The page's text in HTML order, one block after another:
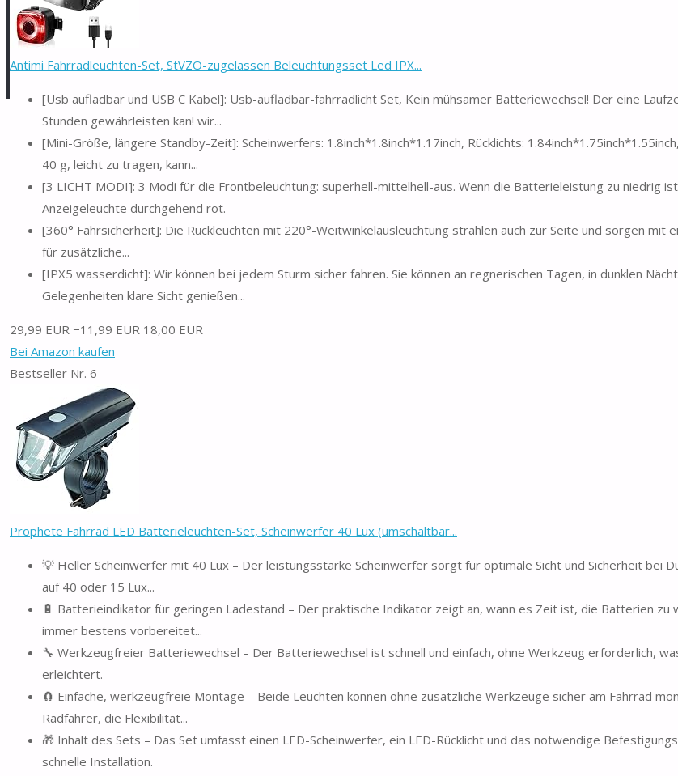
Antimi Fahrradleuchten-Set, StVZO-zugelassen Beleuchtungsset Led IPX...
[Usb aufladbar und USB C Kabel]: Usb-aufladbar-fahrradlicht Set, Kein mühsamer Batteriewechsel! Der eine
Stunden gewährleisten kan! wir...
[Mini-Größe, längere Standby-Zeit]: Scheinwerfers: 1.8inch*1.8inch*1.17inch, Rücklichts:
40 g, leicht zu tragen, kann...
[3 LICHT MODI]: 3 Modi für die Frontbeleuchtung: superhell-mittelhell-aus. Wenn die Batterieleistung zu niedrig
Anzeigeleuchte durchgehend rot.
[360° Fahrsicherheit]: Die Rückleuchten mit 220°-Weitwinkelausleuchtung strahlen auch zur Seite und sorgen mit
für zusätzliche...
[IPX5 wasserdicht]: Wir können bei jedem Sturm sicher fahren. Sie können an regnerischen Tagen, in dunklen
Gelegenheiten klare Sicht genießen...
29,99 EUR −11,99 EUR 18,00 EUR
Bei Amazon kaufen
Bestseller Nr. 6
Prophete Fahrrad LED Batterieleuchten-Set, Scheinwerfer 40 Lux (umschaltbar...
💡 Heller Scheinwerfer mit 40 Lux – Der leistungsstarke Scheinwerfer sorgt für optimale Sicht und Sicherheit bei
auf 40 oder 15 Lux...
🔋 Batterieindikator für geringen Ladestand – Der praktische Indikator zeigt an, wann es Zeit ist, die Batterien zu
immer bestens vorbereitet...
🔧 Werkzeugfreier Batteriewechsel – Der Batteriewechsel ist schnell und einfach, ohne Werkzeug erforderlich,
erleichtert.
🧲 Einfache, werkzeugfreie Montage – Beide Leuchten können ohne zusätzliche Werkzeuge sicher am Fahrrad
Radfahrer, die Flexibilität...
🎁 Inhalt des Sets – Das Set umfasst einen LED-Scheinwerfer, ein LED-Rücklicht und das notwendige
schnelle Installation.